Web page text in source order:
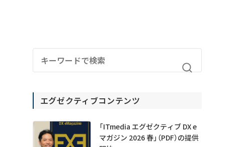
エグゼクティブコンテンツ
「ITmedia エグゼクティブ DX e
マガジン 2026 春」（PDF）の提供